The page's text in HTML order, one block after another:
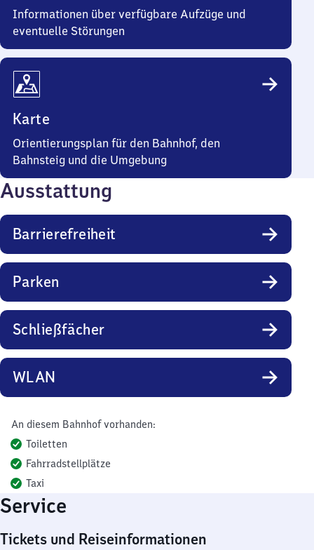
Informationen über verfügbare Aufzüge und
eventuelle Störungen
Karte
Orientierungsplan für den Bahnhof, den
Bahnsteig und die Umgebung
Ausstattung
Barrierefreiheit
Parken
Schließfächer
WLAN
An diesem Bahnhof vorhanden:
Toiletten
Fahrradstellplätze
Taxi
Service
Tickets und Reiseinformationen